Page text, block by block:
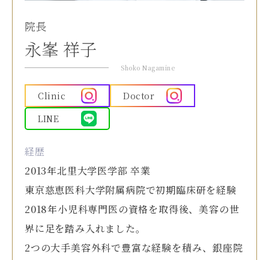
院長
永峯 祥子
Shoko Nagamine
Clinic
Doctor
LINE
経歴
2013年北里大学医学部 卒業
東京慈恵医科大学附属病院で初期臨床研を経験
2018年小児科専門医の資格を取得後、美容の世
界に足を踏み入れました。
2つの大手美容外科で豊富な経験を積み、銀座院